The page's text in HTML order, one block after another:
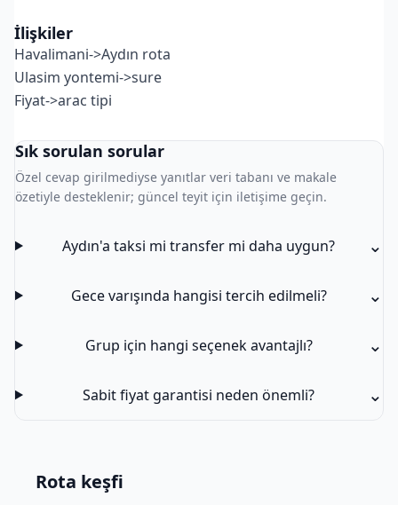
İlişkiler
Havalimani->Aydın rota
Ulasim yontemi->sure
Fiyat->arac tipi
Sık sorulan sorular
Özel cevap girilmediyse yanıtlar veri tabanı ve makale
özetiyle desteklenir; güncel teyit için iletişime geçin.
Aydın'a taksi mi transfer mi daha uygun? ⌄
Gece varışında hangisi tercih edilmeli? ⌄
Grup için hangi seçenek avantajlı? ⌄
Sabit fiyat garantisi neden önemli? ⌄
Rota keşfi